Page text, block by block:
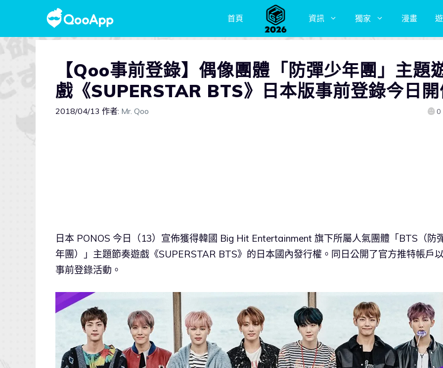
首頁 資訊 獨家 漫畫
【Qoo事前登錄】偶像團體「防彈少年團」主題
戲《SUPERSTAR BTS》日本版事前登錄今日
2018/04/13 作者: Mr. Qoo 0
日本 PONOS 今日（13）宣佈獲得韓國 Big Hit Entertainment 旗下所屬人氣團體「BTS（防
年團）」主題節奏遊戲《SUPERSTAR BTS》的日本國內發行權。同日公開了官方推特帳戶
事前登錄活動。